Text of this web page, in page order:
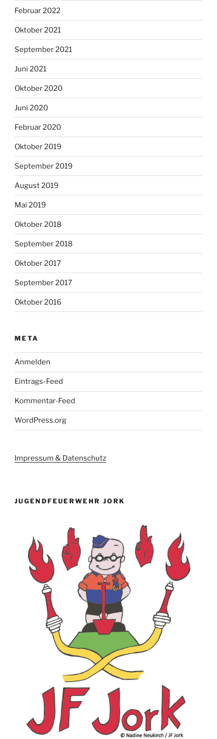
Februar 2022
Oktober 2021
September 2021
Juni 2021
Oktober 2020
Juni 2020
Februar 2020
Oktober 2019
September 2019
August 2019
Mai 2019
Oktober 2018
September 2018
Oktober 2017
September 2017
Oktober 2016
META
Anmelden
Eintrags-Feed
Kommentar-Feed
WordPress.org
Impressum & Datenschutz
JUGENDFEUERWEHR JORK